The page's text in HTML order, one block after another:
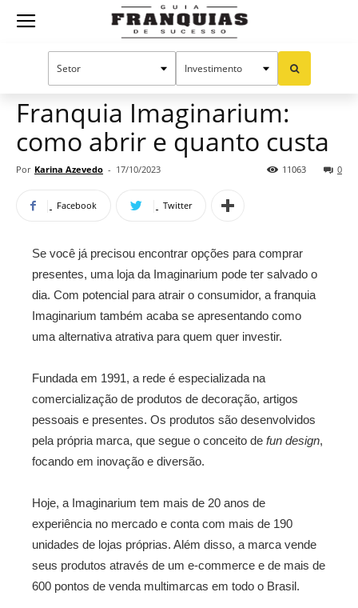
Guia
Mercado de franquias
Franquia Imaginarium:
como abrir e quanto custa
Por Karina Azevedo - 17/10/2023 0
11063
Facebook Twitter
Se você já precisou encontrar opções para comprar
presentes, uma loja da Imaginarium pode ter salvado o
dia. Com potencial para atrair o consumidor, a franquia
Imaginarium também acaba se apresentando como
uma alternativa atrativa para quem quer investir.
Fundada em 1991, a rede é especializada na
comercialização de produtos de decoração, artigos
pessoais e presentes. Os produtos são desenvolvidos
pela própria marca, que segue o conceito de fun design,
focando em inovação e diversão.
Hoje, a Imaginarium tem mais de 20 anos de
experiência no mercado e conta com mais de 190
unidades de lojas próprias. Além disso, a marca vende
seus produtos através de um e-commerce e de mais de
600 pontos de venda multimarcas em todo o Brasil.